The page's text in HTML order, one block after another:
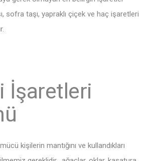
sofra taşı, yapraklı çiçek ve haç işaretleri
İşaretleri
kişilerin mantığını ve kullandıkları